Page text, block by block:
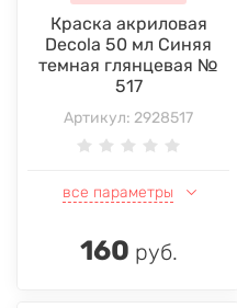
Краска акриловая
Decola 50 мл Синяя
темная глянцевая №
517
Артикул: 2928517
все параметры
160 руб.